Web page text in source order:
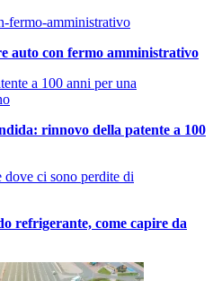
auto con fermo amministrativo
rinnovo della patente a 100
refrigerante, come capire da